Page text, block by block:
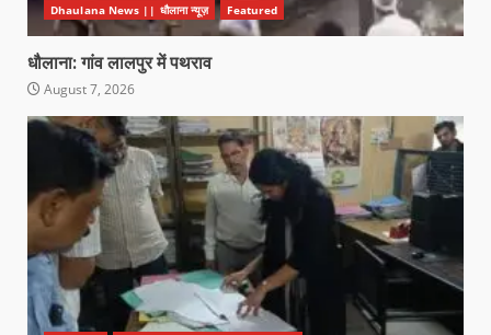
Dhaulana News || धौलाना न्यूज़ Featured
धौलाना: गांव लालपुर में पथराव
August 7, 2026